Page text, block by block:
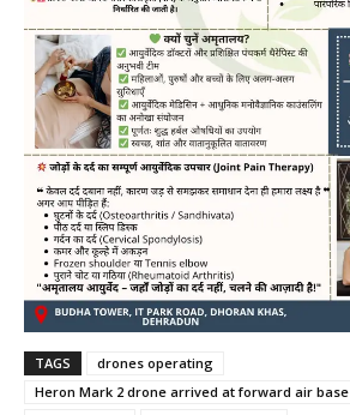
TAGS
drones operating
Heron Mark 2 drone arrived at forward air base